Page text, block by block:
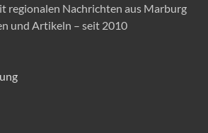
regionalen Nachrichten aus Marburg
und Artikeln – seit 2010